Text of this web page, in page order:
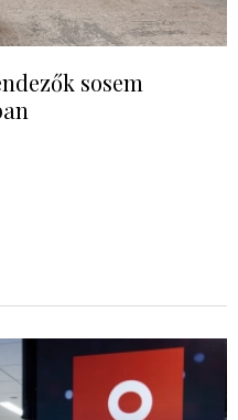
sosem